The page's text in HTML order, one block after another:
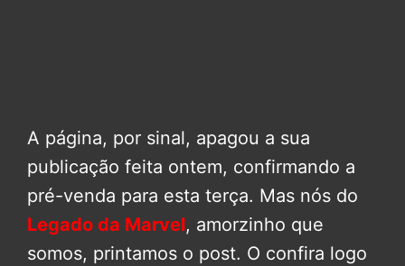
A página, por sinal, apagou a sua
publicação feita ontem, confirmando a
pré-venda para esta terça. Mas nós do
Legado da Marvel, amorzinho que
somos, printamos o post. O confira logo